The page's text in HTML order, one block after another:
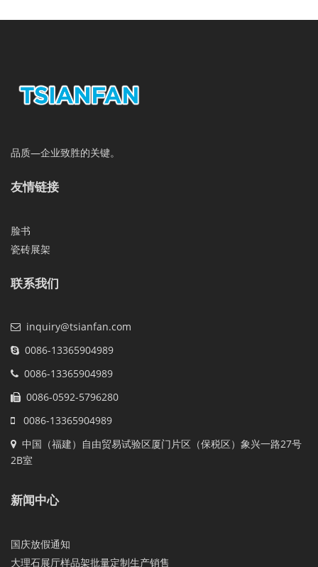
品质—企业致胜的关键。
友情链接
脸书
瓷砖展架
联系我们
inquiry@tsianfan.com
0086-13365904989
0086-13365904989
0086-0592-5796280
0086-13365904989
中国（福建）自由贸易试验区厦门片区（保税区）象兴一路27号
2B室
新闻中心
国庆放假通知
大理石展厅样品架批量定制生产销售